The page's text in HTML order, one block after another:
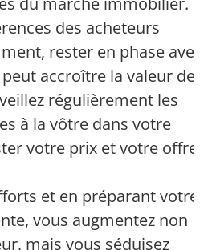
des acheteurs
rester en phase avec
accroître la valeur de
régulièrement les
à la vôtre dans votre
votre prix et votre offre.
et en préparant votre
vous augmentez non
mais vous séduisez